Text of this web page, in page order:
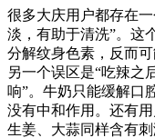
很多大庆用户都存在
淡，有助于清洗”。这
分解纹身色素，反而
另一个误区是“吃辣之
响”。牛奶只能缓解口
没有中和作用。还有用
生姜、大蒜同样含有